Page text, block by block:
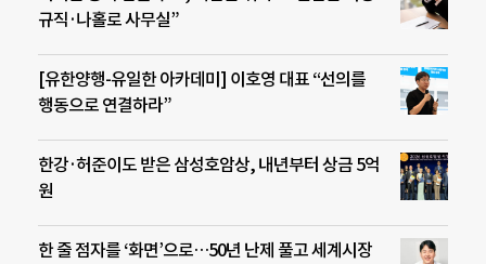
규직·나홀로 사무실”
[유한양행-유일한 아카데미] 이호영 대표 “선의를
행동으로 연결하라”
한강·허준이도 받은 삼성호암상, 내년부터 상금 5억
원
한 줄 점자를 ‘화면’으로…50년 난제 풀고 세계시장